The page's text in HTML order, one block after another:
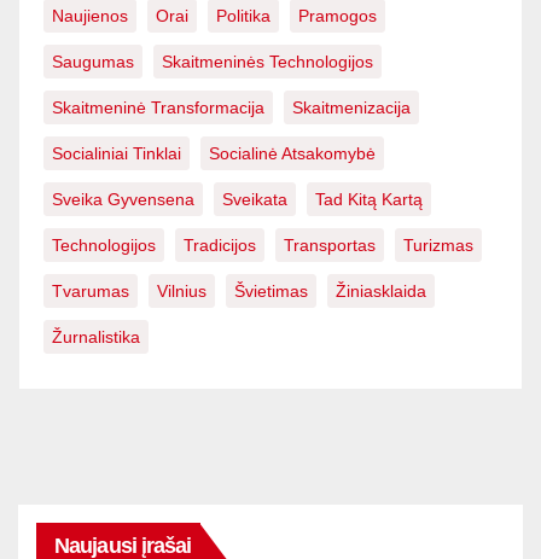
Naujienos Orai Politika Pramogos
Saugumas Skaitmeninės Technologijos
Skaitmeninė Transformacija Skaitmenizacija
Socialiniai Tinklai Socialinė Atsakomybė
Sveika Gyvensena Sveikata Tad Kitą Kartą
Technologijos Tradicijos Transportas Turizmas
Tvarumas Vilnius Švietimas Žiniasklaida
Žurnalistika
Naujausi įrašai